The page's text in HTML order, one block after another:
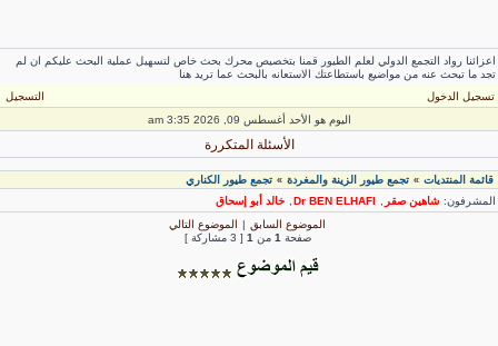
رواد التجمع الدولي لعلم الطيور قمنا بتخصيص محرك بحث خاص لتسهيل عملية البحث عليكم ان لم
ما تبحث عنه من مواضيع باستطاعتك الاستعانه بالبحث عما تريد هنا
تسجيل الدخول
التسجيل
اليوم هو الأحد أغسطس 09, 2026 3:35 am
الأسئلة المتكررة
قائمة المنتديات» تجمع طيور الزينة والمغردة» تجمع طيور الكناري
شاهين صقر Dr BEN ELHAFI
,
خالد أبو إسحاق
الموضوع السابق| الموضوع التالي
صفحة1 من [ 3 مشاركة ]